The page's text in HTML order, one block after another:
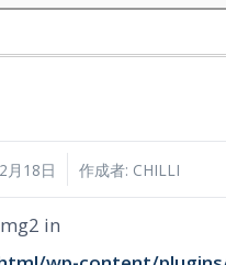
月18日 作成者: CHILLI
in